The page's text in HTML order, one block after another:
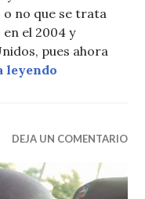
o no que se trata
el 2004 y
pues ahora
leyendo
DEJA UN COMENTARIO